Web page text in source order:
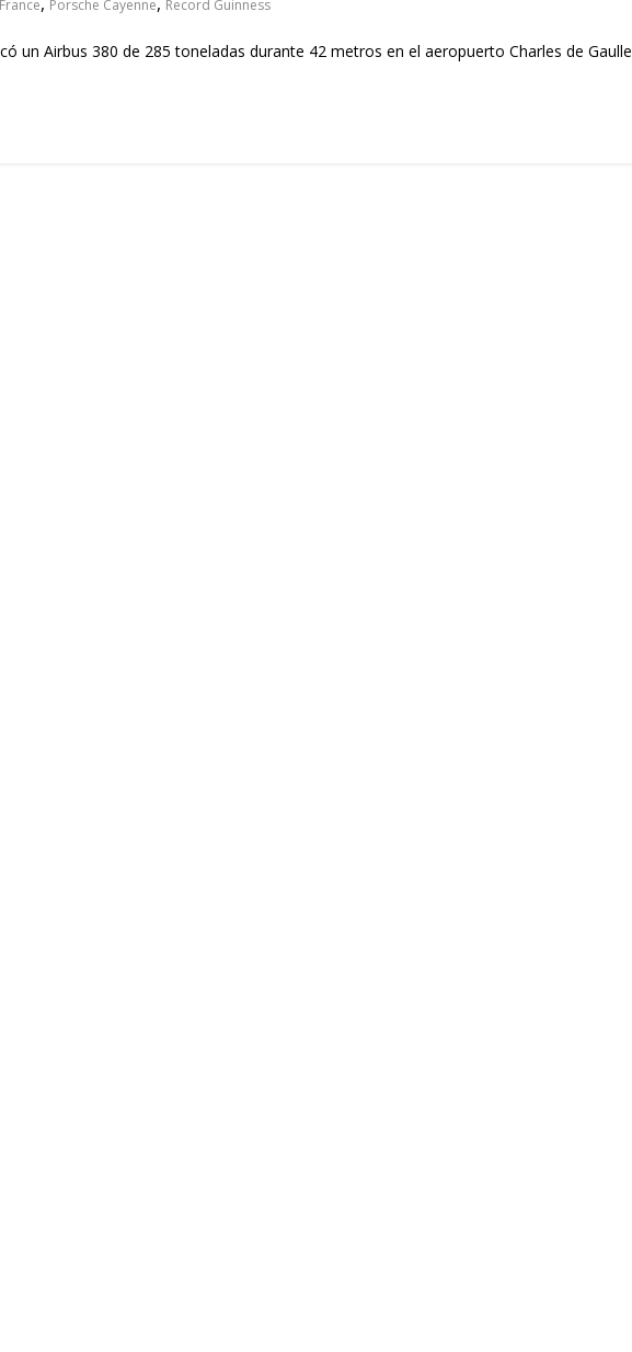
Porsche Cayenne Record Guinness
un Airbus 380 de 285 toneladas durante 42 metros en el aeropuerto Charles de Gaulle